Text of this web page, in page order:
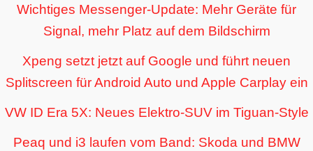
Wichtiges Messenger-Update: Mehr Geräte für
Signal, mehr Platz auf dem Bildschirm
Xpeng setzt jetzt auf Google und führt neuen
Splitscreen für Android Auto und Apple Carplay ein
VW ID Era 5X: Neues Elektro-SUV im Tiguan-Style
Peaq und i3 laufen vom Band: Skoda und BMW